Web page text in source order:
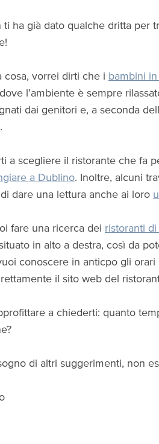
ti ha già dato qualche dritta per
cosa, vorrei dirti che i bambini
l’ambiente è sempre
dai genitori e, a seconda
a scegliere il ristorante che fa
a Dublino. Inoltre, alcuni
dare una lettura anche ai loro
fare una ricerca dei ristoranti
in alto a destra, così da
conoscere in anticpo gli
il sito web del
a chiederti: quanto
di altri suggerimenti, non